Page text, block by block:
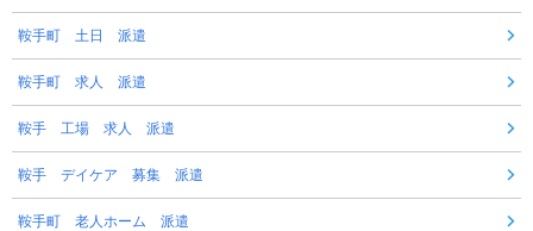
鞍手町 土日 派遣
鞍手町 求人 派遣
鞍手 工場 求人 派遣
鞍手 デイケア 募集 派遣
鞍手町 老人ホーム 派遣